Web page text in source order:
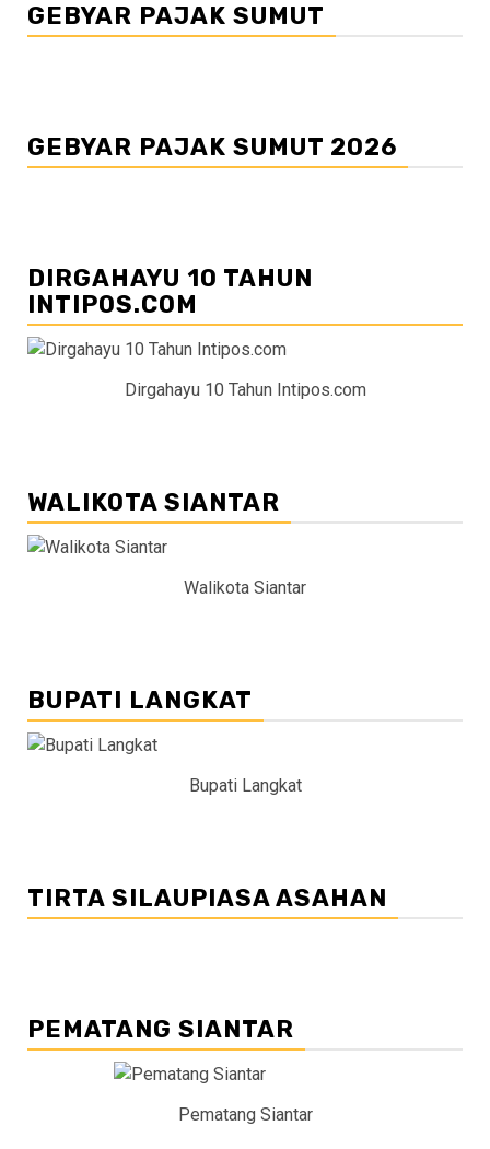
GEBYAR PAJAK SUMUT
GEBYAR PAJAK SUMUT 2026
DIRGAHAYU 10 TAHUN
INTIPOS.COM
Dirgahayu 10 Tahun Intipos.com
WALIKOTA SIANTAR
Walikota Siantar
BUPATI LANGKAT
Bupati Langkat
TIRTA SILAUPIASA ASAHAN
PEMATANG SIANTAR
Pematang Siantar